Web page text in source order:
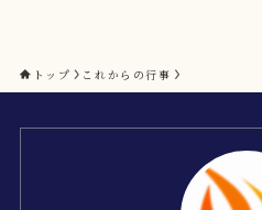
トップ これからの行事